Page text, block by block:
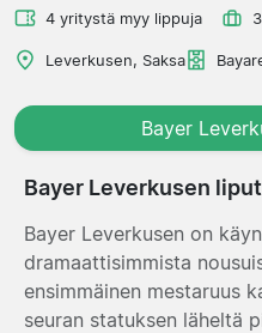
4 yritystä myy lippuja
Leverkusen, Saksa
Bayer
Bayer Leverkusen
Bayer Leverkusen on
dramaattisimmista
ensimmäinen mestaruus
seuran statuksen läheltä